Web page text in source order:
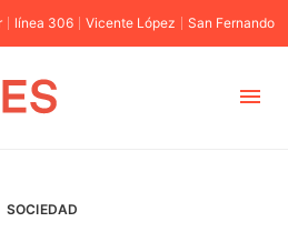
línea 306 Vicente López San Fernando
SOCIEDAD